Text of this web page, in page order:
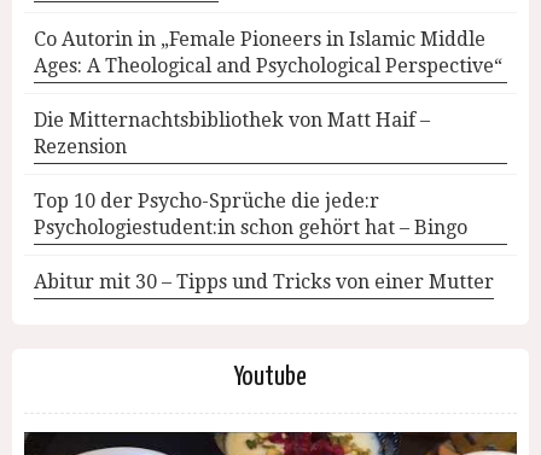
Co Autorin in „Female Pioneers in Islamic Middle
Ages: A Theological and Psychological Perspective“
Die Mitternachtsbibliothek von Matt Haif –
Rezension
Top 10 der Psycho-Sprüche die jede:r
Psychologiestudent:in schon gehört hat – Bingo
Abitur mit 30 – Tipps und Tricks von einer Mutter
Youtube